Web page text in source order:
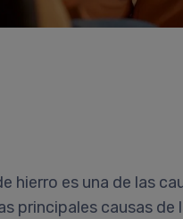
hierro es una de las
principales causas